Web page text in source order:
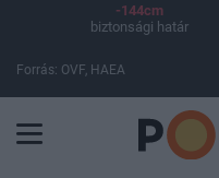
-144cm
biztonsági határ
Forrás: OVF, HAEA